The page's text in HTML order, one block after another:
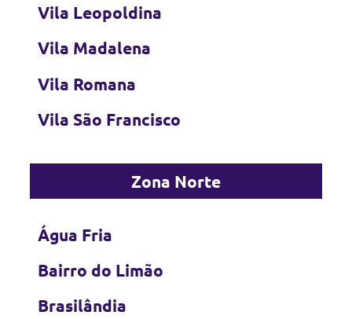
Vila Leopoldina
Vila Madalena
Vila Romana
Vila São Francisco
Zona Norte
Água Fria
Bairro do Limão
Brasilândia